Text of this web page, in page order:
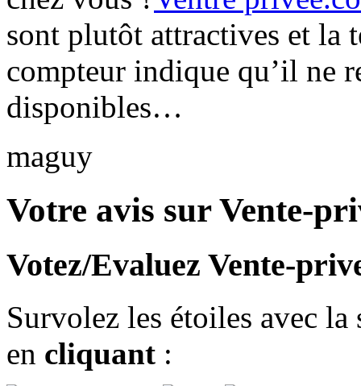
sont plutôt attractives et la
compteur indique qu’il ne
disponibles…
maguy
Votre avis sur Vente-
Votez/Evaluez Vente-
Survolez les étoiles avec
en cliquant :